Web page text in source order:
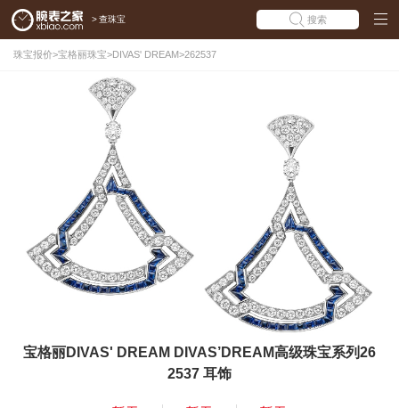
> 查珠宝 搜索
珠宝报价>宝格丽珠宝>DIVAS' DREAM>262537
宝格丽DIVAS' DREAM DIVAS’DREAM高级珠宝系列26
2537 耳饰